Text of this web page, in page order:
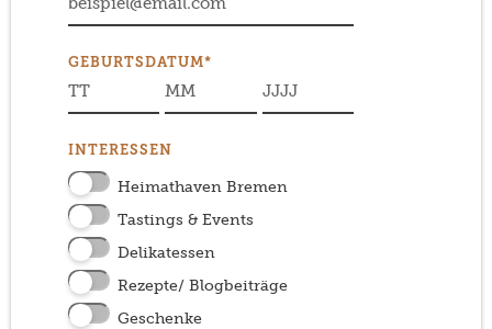
GEBURTSDATUM*
INTERESSEN
Heimathaven Bremen
Tastings & Events
Delikatessen
Rezepte/ Blogbeiträge
Geschenke